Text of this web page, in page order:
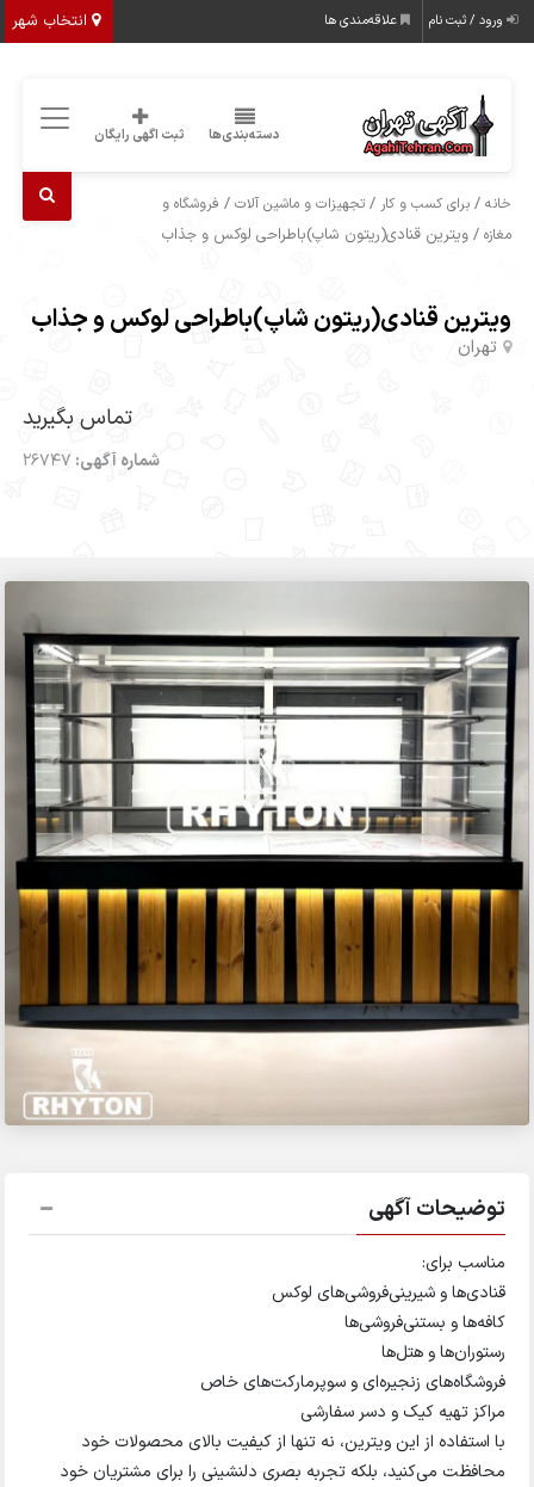
انتخاب شهر ورود / ثبت نام علاقه‌مندی ها
دسته‌بندی‌ها ثبت اگهی رایگان
خانه /برای کسب و کار /تجهیزات و ماشین آلات / فروشگاه و
مغازه / ویترین قنادی(ریتون شاپ)باطراحی لوکس و جذاب
ویترین قنادی(ریتون شاپ)باطراحی لوکس و جذاب
تهران
تماس بگیرید
شماره آگهی: 26747
توضیحات آگهی
مناسب برای:
قنادی‌ها و شیرینی‌فروشی‌های لوکس
کافه‌ها و بستنی‌فروشی‌ها
رستوران‌ها و هتل‌ها
فروشگاه‌های زنجیره‌ای و سوپرمارکت‌های خاص
مراکز تهیه کیک و دسر سفارشی
با استفاده از این ویترین، نه تنها از کیفیت بالای محصولات خود
محافظت می‌کنید، بلکه تجربه بصری دلنشینی را برای مشتریان خود